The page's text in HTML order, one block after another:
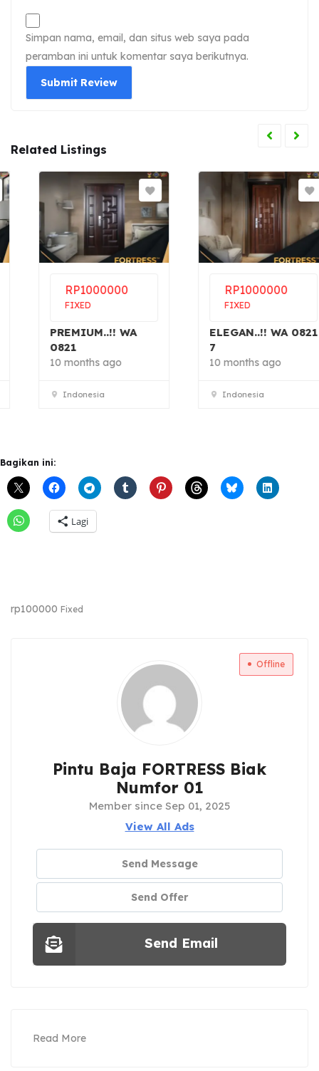
Simpan nama, email, dan situs web saya pada
peramban ini untuk komentar saya berikutnya.
Related Listings
1000000
FIXED
PREMIUM..!! WA
0821
10 months ago
Indonesia
1000000
FIXED
ELEGAN..!! WA 0821
10 months ago
Indonesia
Bagikan ini:
Lagi
rp100000 Fixed
Offline
Pintu Baja FORTRESS Biak
Numfor 01
Member since Sep 01, 2025
View All Ads
Send Message
Send Offer
Send Email
Read More